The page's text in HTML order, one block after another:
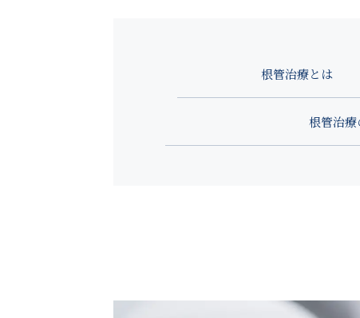
根管治療とは
根管治